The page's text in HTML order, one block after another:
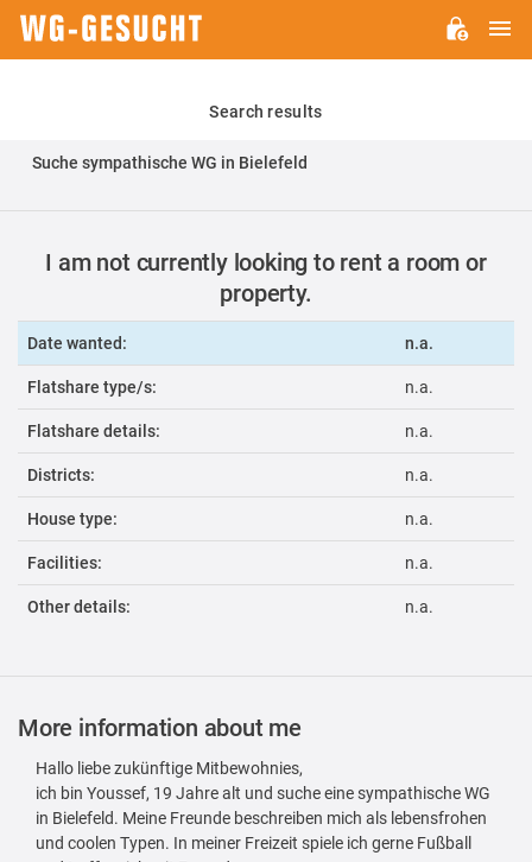
Search results
Suche sympathische WG in Bielefeld
I am not currently looking to rent a room or
property.
Date wanted: n.a.
Flatshare type/s: n.a.
Flatshare details: n.a.
Districts: n.a.
House type: n.a.
Facilities: n.a.
Other details: n.a.
More information about me
Hallo liebe zukünftige Mitbewohnies,
ich bin Youssef, 19 Jahre alt und suche eine sympathische WG
in Bielefeld. Meine Freunde beschreiben mich als lebensfrohen
und coolen Typen. In meiner Freizeit spiele ich gerne Fußball